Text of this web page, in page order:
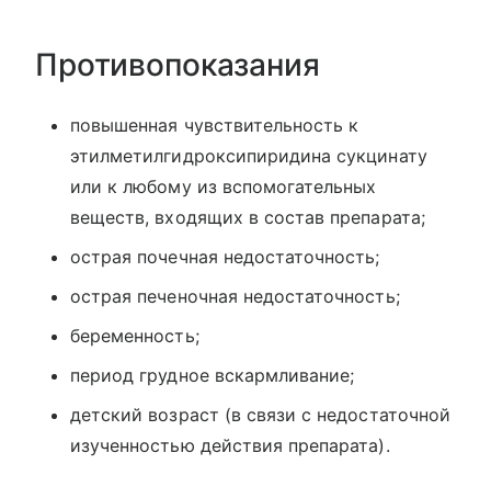
Противопоказания
повышенная чувствительность к
этилметилгидроксипиридина сукцинату
или к любому из вспомогательных
веществ, входящих в состав препарата;
острая почечная недостаточность;
острая печеночная недостаточность;
беременность;
период грудное вскармливание;
детский возраст (в связи с недостаточной
изученностью действия препарата).